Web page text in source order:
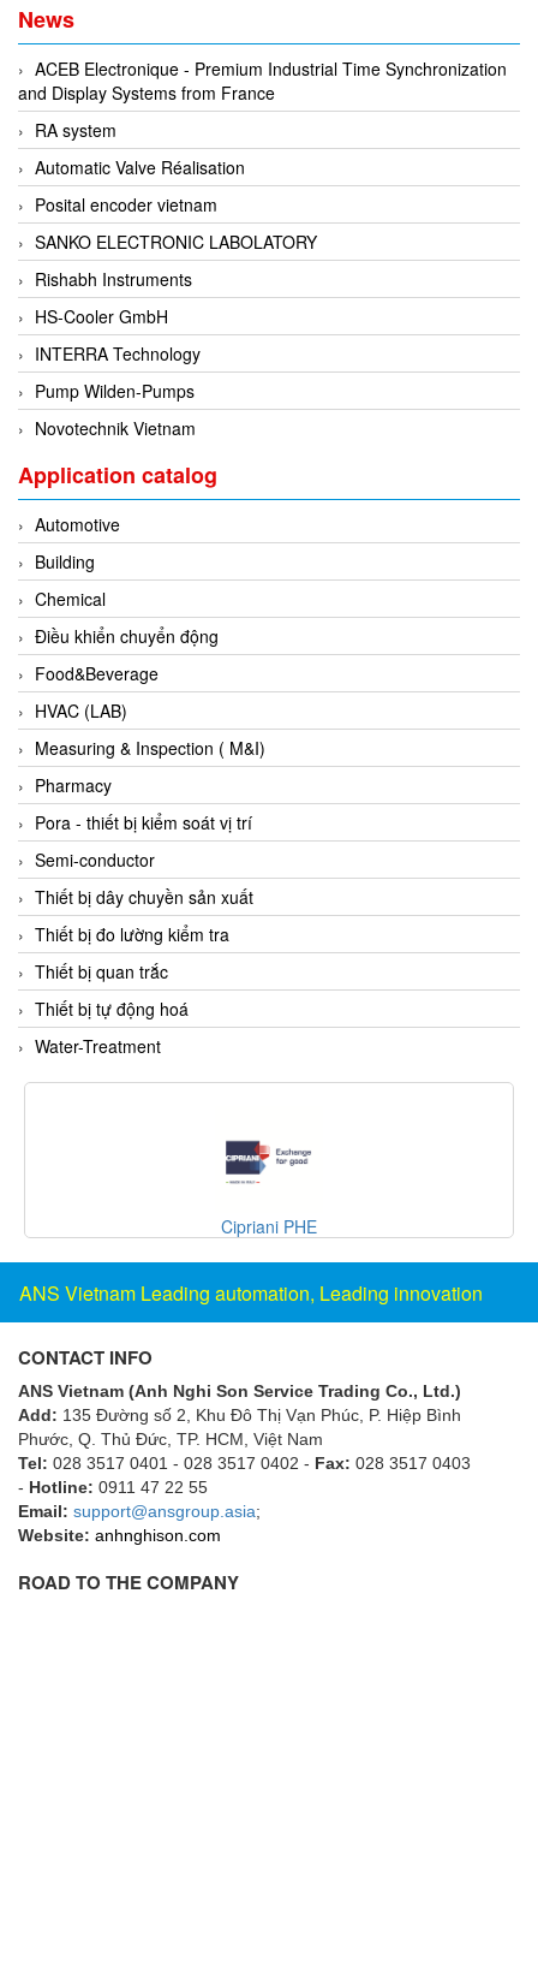
Fisher
FISO Vietnam
FLENDER
Flexaust
Flexim
FLIR
FLOMAG
flotron
Flow Force/ Super Green Power-Tech
Floweserve/PMV
Flowline
Flow-Mon
Fluke Process Instruments Vietnam
FMS Vietnam
FOKO / Wintriss
Fomotech Vietnam
Forbes Marshall
FORNEY
Fortex
Fortress
Fossil Power Systems
FPZ
Francia Srl Vietnam
Francis Vietnam
FRANKE
Freezemod
Fritsch Vietnam
FS CABLE
Fujikura
Fukuta
GAI-Tronics
Gardasoft
GASDNA Vietnam
Gasensor
Gave
Gazex
GD GODAI ENGINEERING
GE Panametrics
News
ACEB Electronique - Premium Industrial Time Synchronization
and Display Systems from France
RA system
Automatic Valve Réalisation
Posital encoder vietnam
SANKO ELECTRONIC LABOLATORY
Rishabh Instruments
HS-Cooler GmbH
INTERRA Technology
Pump Wilden-Pumps
Novotechnik Vietnam
Application catalog
Automotive
Building
Chemical
Điều khiển chuyển động
Food&Beverage
HVAC (LAB)
Measuring & Inspection ( M&I)
Pharmacy
Pora - thiết bị kiểm soát vị trí
Semi-conductor
Thiết bị dây chuyền sản xuất
Thiết bị đo lường kiểm tra
Thiết bị quan trắc
Thiết bị tự động hoá
Water-Treatment
Cipriani PHE
ANS Vietnam Leading automation, Leading innovation
CONTACT INFO
ANS Vietnam (Anh Nghi Son Service Trading Co., Ltd.)
Add: 135 Đường số 2, Khu Đô Thị Vạn Phúc, P. Hiệp Bình
Phước, Q. Thủ Đức, TP. HCM , Việt Nam
Tel: 028 3517 0401 - 028 3517 0402 - Fax: 028 3517 0403
- Hotline: 0911 47 22 55
Email: support@ansgroup.asia;
Website: anhnghison.com
ROAD TO THE COMPANY